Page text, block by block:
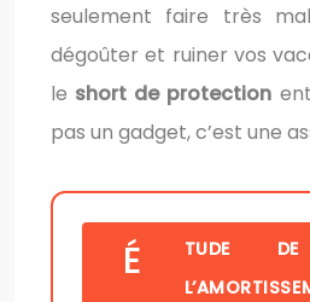
seulement faire très
dégoûter et ruiner vos
le short de protection
pas un gadget, c’est une
ÉTUDE DE CAS :